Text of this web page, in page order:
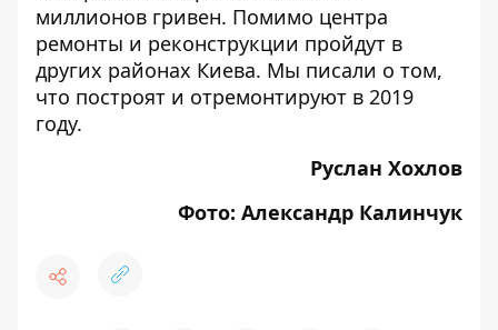
миллионов гривен. Помимо центра
ремонты и реконструкции пройдут в
других районах Киева. Мы писали о том,
что построят и отремонтируют в 2019
году.
Руслан Хохлов
Фото: Александр Калинчук